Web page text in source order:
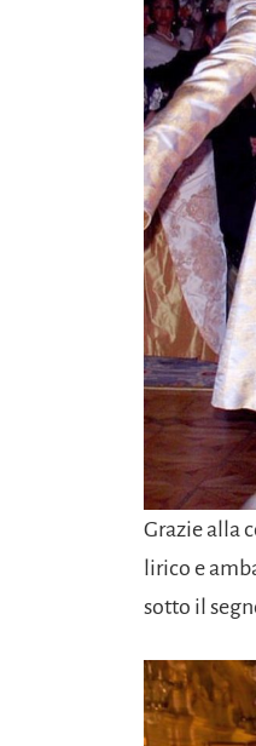
Grazie alla
lirico e
sotto il